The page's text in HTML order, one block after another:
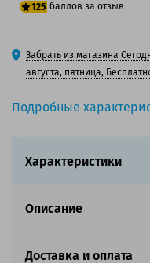
Подробные
Вид товара:Картридж
Ресурс:400 страниц
Страна:Япония
125 баллов за отзыв
100 баллов
125 баллов
Забрать из магазина
августа, пятница,
Характеристики
Описание
Доставка и оплата